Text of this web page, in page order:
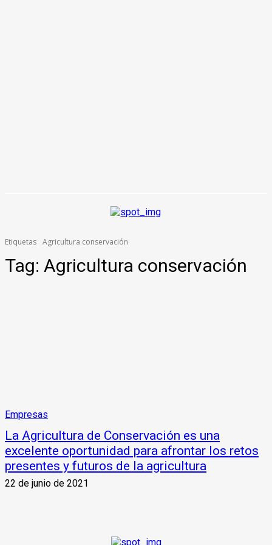
Etiquetas Agricultura conservación
Tag: Agricultura conservación
Empresas
La Agricultura de Conservación es una
excelente oportunidad para afrontar los retos
presentes y futuros de la agricultura
22 de junio de 2021